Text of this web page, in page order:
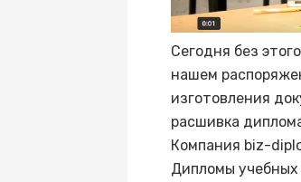
Сегодня без
нашем
изготовления
расшивка
Компания biz-
Дипломы